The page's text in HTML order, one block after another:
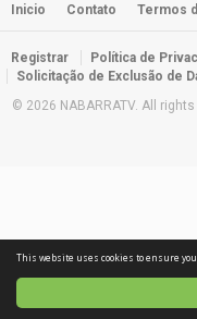
This website uses cookies to ensure
Inicio Contato Termos
Registrar Política de
Solicitação de Exclusão de
© 2026 NABARRATV. All